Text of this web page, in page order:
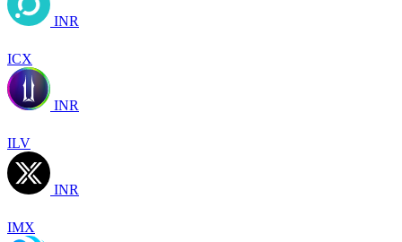
INR
ICX
INR
ILV
INR
IMX